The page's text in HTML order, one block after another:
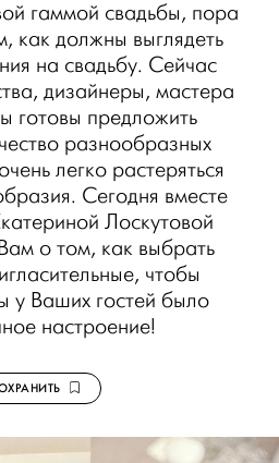
гаммой свадьбы, пора
как должны выглядеть
на свадьбу. Сейчас
дизайнеры, мастера
готовы предложить
разнообразных
легко растеряться
Сегодня вместе
Лоскутовой
о том, как выбрать
чтобы
у Ваших гостей было
настроение!